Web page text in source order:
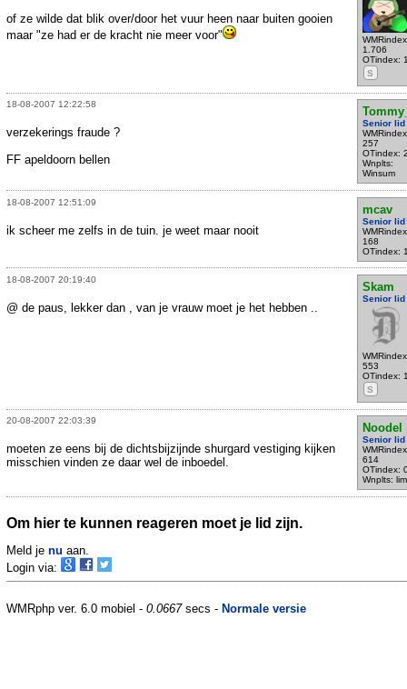
1.706
OTindex:
S
of ze wilde dat blik over/door het vuur heen naar buiten gooien
maar "ze had er de kracht nie meer voor"
18-08-2007 12:22:58
Senior lid
257
OTindex:
Wnplts:
Winsum
verzekerings fraude ?
FF apeldoorn bellen
18-08-2007 12:51:09
mcav
Senior lid
168
OTindex:
ik scheer me zelfs in de tuin. je weet maar nooit
18-08-2007 20:19:40
Skam
Senior lid
553
OTindex:
S
@ de paus, lekker dan , van je vrauw moet je het hebben ..
20-08-2007 22:03:39
Noodel
Senior lid
614
OTindex:
Wnplts:
moeten ze eens bij de dichtsbijzijnde shurgard vestiging kijken
misschien vinden ze daar wel de inboedel.
Om hier te kunnen reageren moet je lid zijn.
Meld je nu aan.
Login via:
WMRphp ver. 6.0 mobiel - 0.0667secs - Normale versie